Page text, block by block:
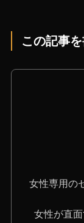
この記事
女性専用の
女性が直